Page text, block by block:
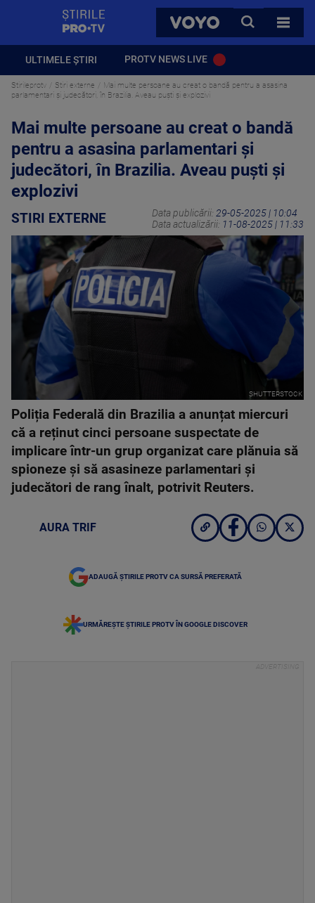
VOYO
CAUTA
TOATE
ULTIMELE ȘTIRI PROTV NEWS LIVE
Stirileprotv Stiri externe
Mai multe persoane au creat o bandă pentru a asasina
parlamentari şi judecători, în Brazilia. Aveau puști și explozivi
Mai multe persoane au creat o bandă
pentru a asasina parlamentari şi
judecători, în Brazilia. Aveau puști și
explozivi
STIRI EXTERNE Data publicării: 29-05-2025 | 10:04
Data actualizării: 11-08-2025 | 11:33
SHUTTERSTOCK
Poliția Federală din Brazilia a anunțat miercuri
că a reținut cinci persoane suspectate de
implicare într-un grup organizat care plănuia să
spioneze și să asasineze parlamentari și
judecători de rang înalt, potrivit Reuters.
AURA TRIF
ADAUGĂ ȘTIRILE PROTV CA SURSĂ PREFERATĂ
URMĂREȘTE ȘTIRILE PROTV ÎN GOOGLE DISCOVER